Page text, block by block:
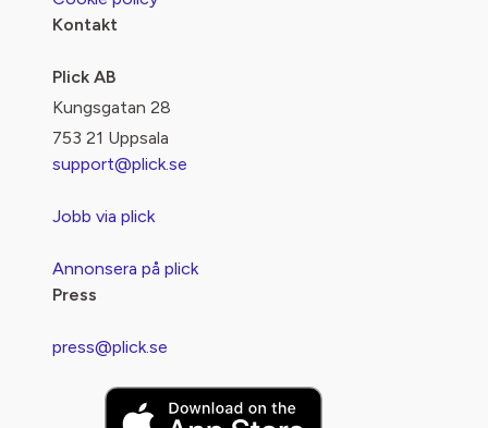
Kontakt
Plick AB
Kungsgatan 28
753 21 Uppsala
support@plick.se
Jobb via plick
Annonsera på plick
Press
press@plick.se